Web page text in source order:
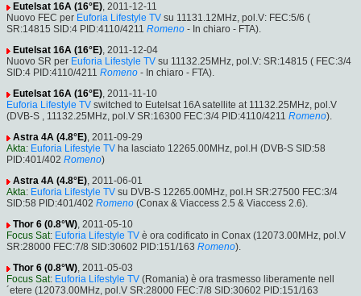
Eutelsat 16A (16°E), 2011-12-11
Nuovo FEC per Euforia Lifestyle TV su 11131.12MHz, pol.V: FEC:5/6 (
SR:14815 SID:4 PID:4110/4211 Romeno - In chiaro - FTA).
Eutelsat 16A (16°E), 2011-12-04
Nuovo SR per Euforia Lifestyle TV su 11132.25MHz, pol.V: SR:14815 ( FEC:3/4
SID:4 PID:4110/4211 Romeno - In chiaro - FTA).
Eutelsat 16A (16°E), 2011-11-10
Euforia Lifestyle TV switched to Eutelsat 16A satellite at 11132.25MHz, pol.V
(DVB-S , 11132.25MHz, pol.V SR:16300 FEC:3/4 PID:4110/4211 Romeno).
Astra 4A (4.8°E), 2011-09-29
Akta: Euforia Lifestyle TV ha lasciato 12265.00MHz, pol.H (DVB-S SID:58
PID:401/402 Romeno)
Astra 4A (4.8°E), 2011-06-01
Akta: Euforia Lifestyle TV su DVB-S 12265.00MHz, pol.H SR:27500 FEC:3/4
SID:58 PID:401/402 Romeno (Conax & Viaccess 2.5 & Viaccess 2.6).
Thor 6 (0.8°W), 2011-05-10
Focus Sat: Euforia Lifestyle TV è ora codificato in Conax (12073.00MHz, pol.V
SR:28000 FEC:7/8 SID:30602 PID:151/163 Romeno).
Thor 6 (0.8°W), 2011-05-03
Focus Sat: Euforia Lifestyle TV (Romania) è ora trasmesso liberamente nell
´etere (12073.00MHz, pol.V SR:28000 FEC:7/8 SID:30602 PID:151/163